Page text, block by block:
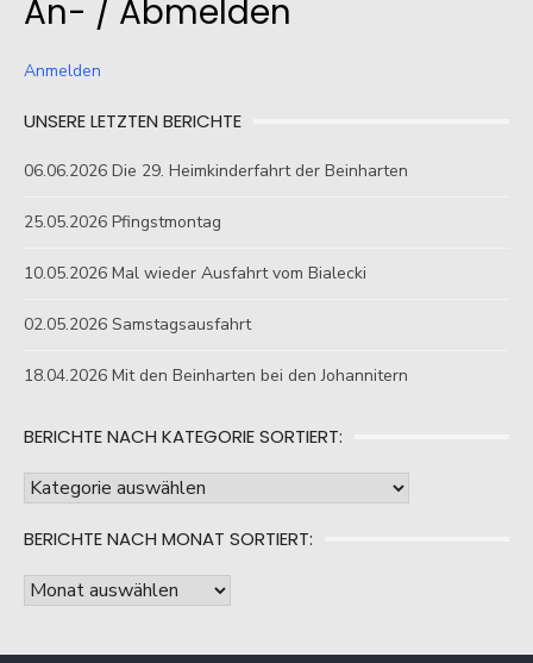
An- / Abmelden
Anmelden
UNSERE LETZTEN BERICHTE
06.06.2026 Die 29. Heimkinderfahrt der Beinharten
25.05.2026 Pfingstmontag
10.05.2026 Mal wieder Ausfahrt vom Bialecki
02.05.2026 Samstagsausfahrt
18.04.2026 Mit den Beinharten bei den Johannitern
BERICHTE NACH KATEGORIE SORTIERT:
Berichte
Kategorie
sortiert:
BERICHTE NACH MONAT SORTIERT:
Berichte